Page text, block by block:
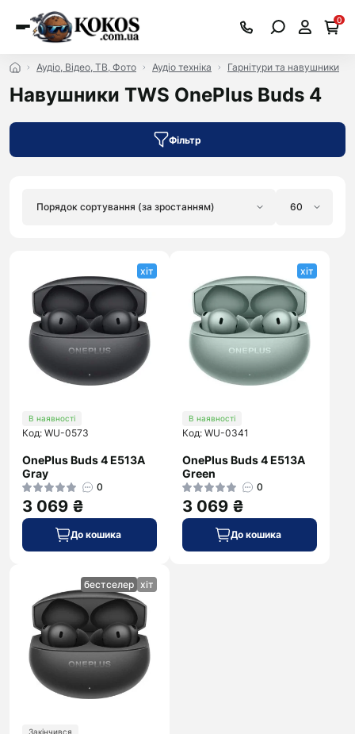
0
Аудіо, Відео, ТВ, Фото Аудіо техніка Гарнiтури та навушники
Навушники TWS OnePlus Buds 4
Фільтр
хіт
В наявності
Код: WU-0573
OnePlus Buds 4 E513A
Gray
0
3 069 ₴
До кошика
хіт
В наявності
Код: WU-0341
OnePlus Buds 4 E513A
Green
0
3 069 ₴
До кошика
бестселер хіт
Закінчився